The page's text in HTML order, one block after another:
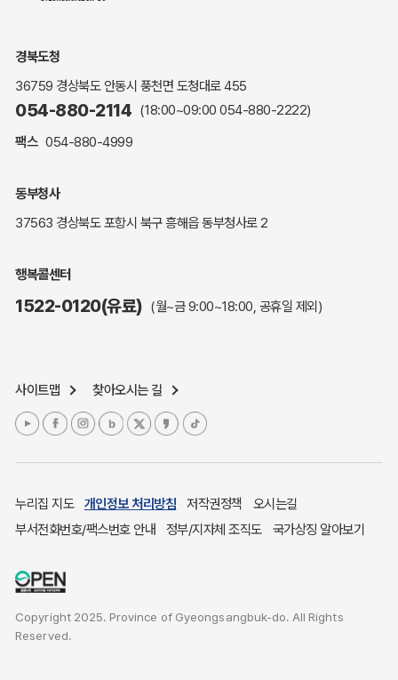
해명·설명자료
자주하는 질문
복지신문고
세입세출예산서
업무추진비 공개
주민참여예산제도
여성복지
장애인 복지시책
귀농귀촌종합지원센터
부동산중개보수 안내
경북도청
36759 경상북도 안동시 풍천면 도청대로 455
054-880-2114 (18:00~09:00 054-880-2222)
팩스 054-880-4999
동부청사
37563 경상북도 포항시 북구 흥해읍 동부청사로 2
행복콜센터
1522-0120(유료) (월~금 9:00~18:00, 공휴일 제외)
사이트맵 찾아오시는 길
누리집 지도 개인정보 처리방침 저작권정책
오시는길
부서전화번호/팩스번호 안내
정부/지자체 조직도 국가상징 알아보기
Copyright 2025. Province of Gyeongsangbuk-do. All Rights
Reserved.